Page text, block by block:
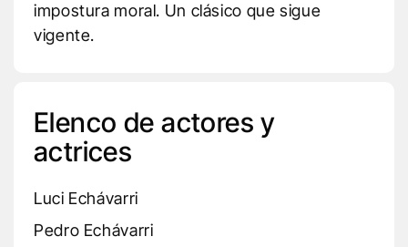
impostura moral. Un clásico que sigue
vigente.
Elenco de actores y
actrices
Luci Echávarri
Pedro Echávarri